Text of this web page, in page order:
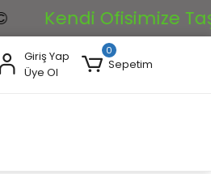
Ofisimize
Giriş Yap
Üye Ol
0
Sepetim